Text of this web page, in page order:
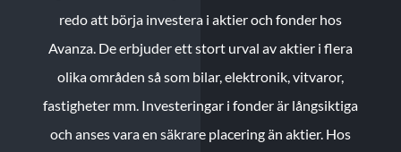
redo att börja investera i aktier och fonder hos
Avanza. De erbjuder ett stort urval av aktier i flera
olika områden så som bilar, elektronik, vitvaror,
fastigheter mm. Investeringar i fonder är långsiktiga
och anses vara en säkrare placering än aktier. Hos